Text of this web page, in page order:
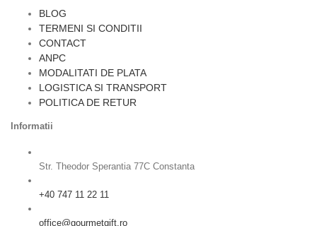
BLOG
TERMENI SI CONDITII
CONTACT
ANPC
MODALITATI DE PLATA
LOGISTICA SI TRANSPORT
POLITICA DE RETUR
Informatii
Str. Theodor Sperantia 77C Constanta
+40 747 11 22 11
office@gourmetgift.ro